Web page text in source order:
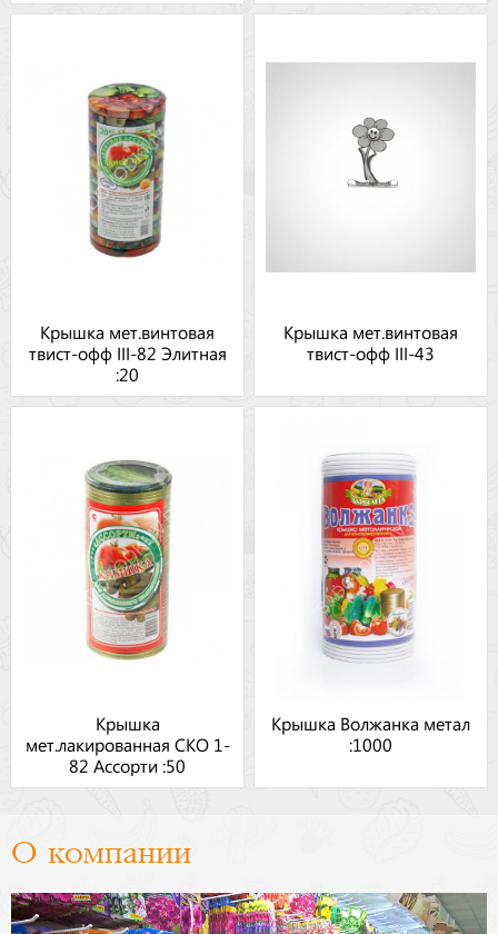
Крышка мет.винтовая
твист-офф III-82 Элитная
:20
Крышка мет.винтовая
твист-офф III-43
Крышка
мет.лакированная СКО 1-
82 Ассорти :50
Крышка Волжанка метал
:1000
О компании